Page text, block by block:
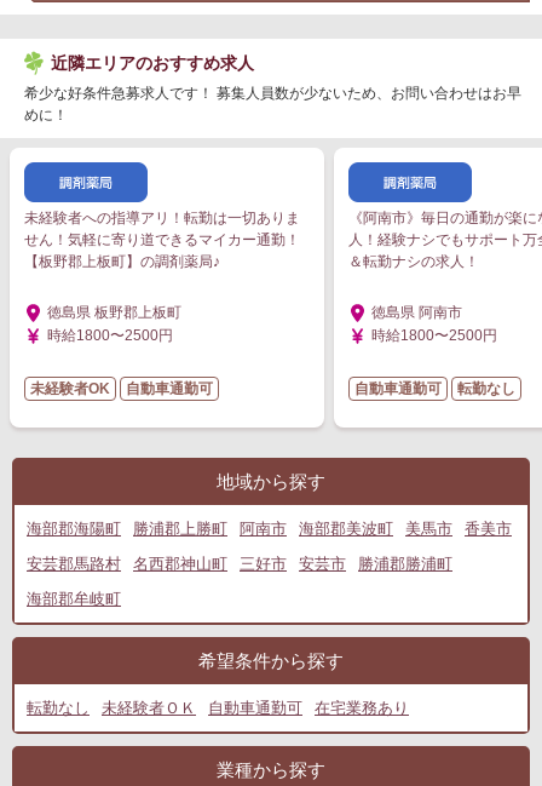
近隣エリアのおすすめ求人
希少な好条件急募求人です！ 募集人員数が少ないため、お問い合わせはお早
めに！
未経験者への指導アリ！転勤は一切ありま
せん！気軽に寄り道できるマイカー通勤！
【板野郡上板町】の調剤薬局♪
徳島県 板野郡上板町
時給1800〜2500円
未経験者OK 自動車通勤可
《阿南市》毎日の通勤が楽
人！経験ナシでもサポート
＆転勤ナシの求人！
徳島県 阿南市
時給1800〜2500円
自動車通勤可 転勤なし
地域から探す
海部郡海陽町 勝浦郡上勝町 阿南市 海部郡美波町 美馬市
香美市
安芸郡馬路村
名西郡神山町 三好市 安芸市
勝浦郡勝浦町
海部郡牟岐町
希望条件から探す
転勤なし 未経験者ＯＫ 自動車通勤可 在宅業務あり
業種から探す